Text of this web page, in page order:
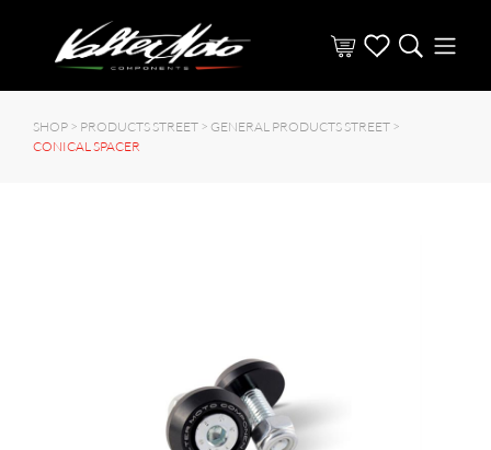
SHOP > PRODUCTS STREET > GENERAL PRODUCTS STREET >
CONICAL SPACER